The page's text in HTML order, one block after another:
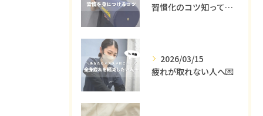
習慣化のコツ知ってる😳？
2026/03/15
疲れが取れない人へ💌